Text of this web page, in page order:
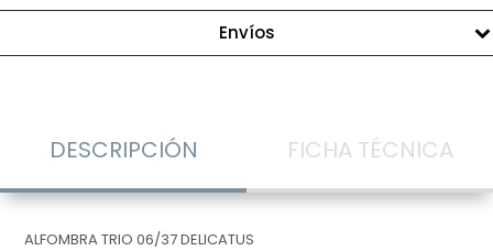
Envíos
DESCRIPCIÓN FICHA TÉCNICA
ALFOMBRA TRIO 06/37 DELICATUS